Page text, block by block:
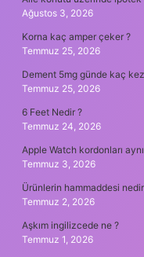
Ağustos 3, 2026
Korna kaç amper çeker ?
Temmuz 25, 2026
Dement 5mg günde kaç kez
Temmuz 25, 2026
6 Feet Nedir ?
Temmuz 24, 2026
Apple Watch kordonları aynı
Temmuz 3, 2026
Ürünlerin hammaddesi
Temmuz 2, 2026
Aşkım ingilizcede ne ?
Temmuz 1, 2026